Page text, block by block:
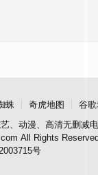
蛛 奇虎地图 谷
、动漫、高清无删减
All Rights
号